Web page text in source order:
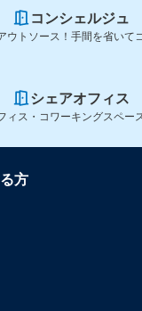
コンシェルジュ
ウトソース！手間を省いて
シェアオフィス
ィス・コワーキングスペー
方